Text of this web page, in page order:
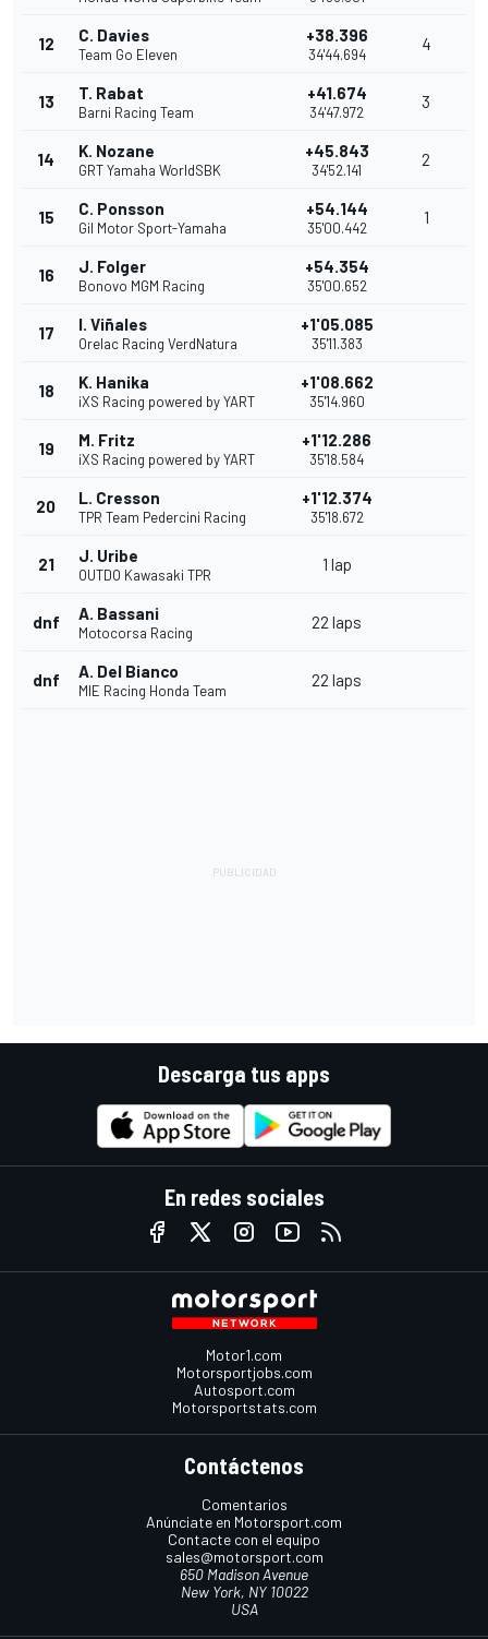
12 C. Davies
Team Go Eleven
+38.396
34'44.694
4
13 T. Rabat
Barni Racing Team
+41.674
34'47.972
3
14 K. Nozane
GRT Yamaha WorldSBK
+45.843
34'52.141
2
15 C. Ponsson
Gil Motor Sport-Yamaha
+54.144
35'00.442
1
16 J. Folger
Bonovo MGM Racing
+54.354
35'00.652
17 I. Viñales
Orelac Racing VerdNatura
+1'05.085
35'11.383
18 K. Hanika
iXS Racing powered by YART
+1'08.662
35'14.960
19 M. Fritz
iXS Racing powered by YART
+1'12.286
35'18.584
20 L. Cresson
TPR Team Pedercini Racing
+1'12.374
35'18.672
21 J. Uribe
OUTDO Kawasaki TPR
1 lap
dnf A. Bassani
Motocorsa Racing
22 laps
dnf A. Del Bianco
MIE Racing Honda Team
22 laps
Descarga tus apps
En redes sociales
Motor1.com
Motorsportjobs.com
Autosport.com
Motorsportstats.com
Contáctenos
Comentarios
Anúnciate en Motorsport.com
Contacte con el equipo
sales@motorsport.com
650 Madison Avenue
New York, NY 10022
USA